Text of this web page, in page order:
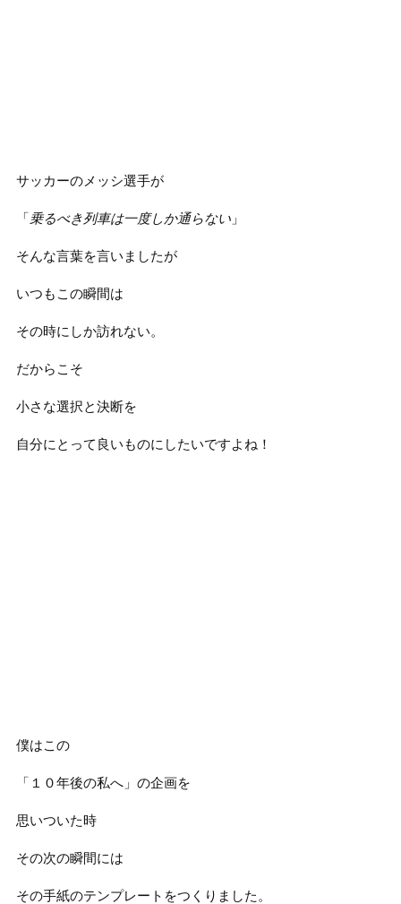
サッカーのメッシ選手が
「乗るべき列車は一度しか通らない」
そんな言葉を言いましたが
いつもこの瞬間は
その時にしか訪れない。
だからこそ
小さな選択と決断を
自分にとって良いものにしたいですよね！
僕はこの
「１０年後の私へ」の企画を
思いついた時
その次の瞬間には
その手紙のテンプレートをつくりました。